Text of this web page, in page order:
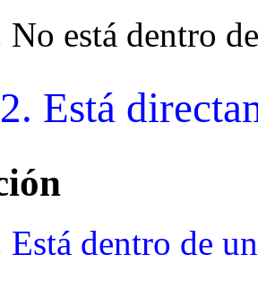
No está dentro
Está
Está dentro de